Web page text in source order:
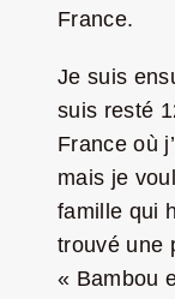
France.
Je suis
suis resté
France où
mais je
famille qui
trouvé une
« Bambou